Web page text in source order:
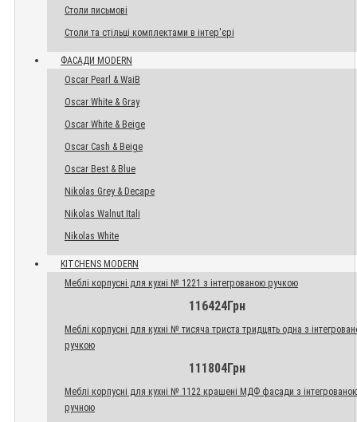
Столи письмові
Столи та стільці комплектами в інтер'єрі
ФАСАДИ MODERN
Oscar Pearl & WaiB
Oscar White & Gray
Oscar White & Beige
Oscar Cash & Beige
Oscar Best & Blue
Nikolas Grey & Decape
Nikolas Walnut Itali
Nikolas White
KITCHENS MODERN
Меблі корпусні для кухні № 1221 з інтегрованою ручкою
116424Грн
Меблі корпусні для кухні № тисяча триста тридцять одна з
ручкою
111804Грн
Меблі корпусні для кухні № 1122 крашені МДФ фасади з
ручною